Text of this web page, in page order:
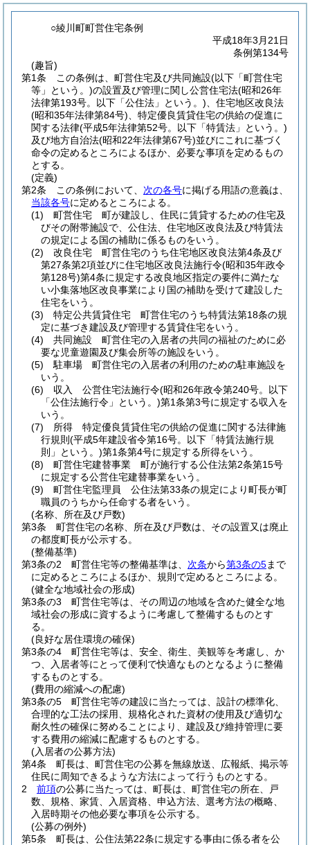
○綾川町町営住宅条例
平成18年3月21日
条例第134号
(趣旨)
第1条
この条例は、町営住宅及び共同施設(以下「町営住宅
等」という。)の設置及び管理に関し公営住宅法(昭和26年
法律第193号。以下「公住法」という。) 、住宅地区改良法
(昭和35年法律第84号) 、特定優良賃貸住宅の供給の促進に
関する法律(平成5年法律第52号。以下「特賃法」という。)
及び地方自治法(昭和22年法律第67号)並びにこれに基づく
命令の定めるところによるほか、必要な事項を定めるもの
とする。
(定義)
第2条
この条例において、 次の各号に掲げる用語の意義は、
当該各号に定めるところによる。
(1)
町営住宅 町が建設し、住民に賃貸するための住宅及
びその附帯施設で、公住法、住宅地区改良法及び特賃法
の規定による国の補助に係るものをいう。
(2)
改良住宅 町営住宅のうち住宅地区改良法第4条及び
第27条第2項並びに住宅地区改良法施行令(昭和35年政令
第128号)第4条に規定する改良地区指定の要件に満たな
い小集落地区改良事業により国の補助を受けて建設した
住宅をいう。
(3)
特定公共賃貸住宅 町営住宅のうち特賃法第18条の規
定に基づき建設及び管理する賃貸住宅をいう。
(4)
共同施設 町営住宅の入居者の共同の福祉のために必
要な児童遊園及び集会所等の施設をいう。
(5)
駐車場 町営住宅の入居者の利用のための駐車施設を
いう。
(6)
収入 公営住宅法施行令(昭和26年政令第240号。以下
「公住法施行令」という。)第1条第3号に規定する収入を
いう。
(7)
所得 特定優良賃貸住宅の供給の促進に関する法律施
行規則 (平成5年建設省令第16号。以下「特賃法施行規
則」という。)第1条第4号に規定する所得をいう。
(8)
町営住宅建替事業 町が施行する公住法第2条第15号
に規定する公営住宅建替事業をいう。
(9)
町営住宅監理員 公住法第33条の規定により町長が町
職員のうちから任命する者をいう。
(名称、所在及び戸数)
第3条
町営住宅の名称、所在及び戸数は、その設置又は廃止
の都度町長が公示する。
(整備基準)
第3条の2
町営住宅等の整備基準は、 次条から第3条の5まで
に定めるところによるほか、規則で定めるところによる。
(健全な地域社会の形成)
第3条の3
町営住宅等は、その周辺の地域を含めた健全な地
域社会の形成に資するように考慮して整備するものとす
る。
(良好な居住環境の確保)
第3条の4
町営住宅等は、安全、衛生、美観等を考慮し、か
つ、入居者等にとって便利で快適なものとなるように整備
するものとする。
(費用の縮減への配慮)
第3条の5
町営住宅等の建設に当たっては、設計の標準化、
合理的な工法の採用、規格化された資材の使用及び適切な
耐久性の確保に努めることにより、建設及び維持管理に要
する費用の縮減に配慮するものとする。
(入居者の公募方法)
第4条
町長は、町営住宅の公募を無線放送、広報紙、掲示等
住民に周知できるような方法によって行うものとする。
2
前項の公募に当たっては、町長は、町営住宅の所在、戸
数、規格、家賃、入居資格、申込方法、選考方法の概略、
入居時期その他必要な事項を公示する。
(公募の例外)
第5条
町長は、公住法第22条に規定する事由に係る者を公